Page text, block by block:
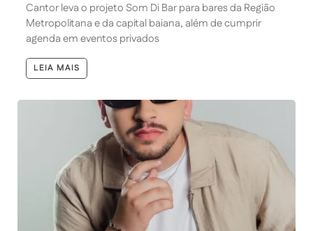
Cantor leva o projeto Som Di Bar para bares da Região
Metropolitana e da capital baiana, além de cumprir
agenda em eventos privados
LEIA MAIS